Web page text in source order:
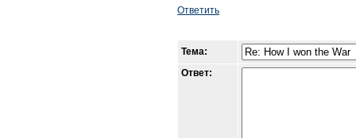
Ответить
Тема:
Ответ: